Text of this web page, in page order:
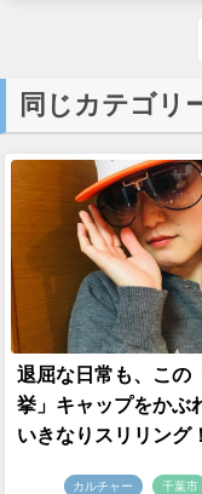
同じカテゴリ
退屈な日常も、この
挙」キャップをかぶ
いきなりスリリング！
カルチャー 千葉市